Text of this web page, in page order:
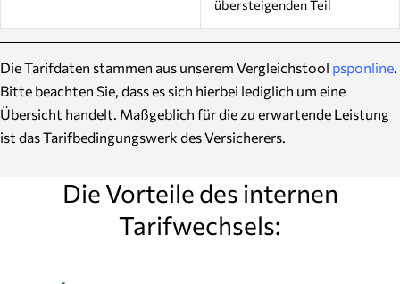
übersteigenden Teil
Die Tarifdaten stammen aus unserem Vergleichstool psponline
Bitte beachten Sie, dass es sich hierbei lediglich um eine
Übersicht handelt. Maßgeblich für die zu erwartende Leistung
ist das Tarifbedingungswerk des Versicherers.
Die Vorteile des internen
Tarifwechsels: